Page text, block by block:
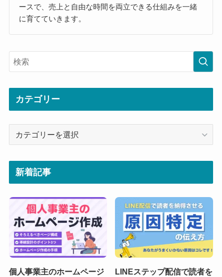
ースで、売上と自由な時間を両立できる仕組みを一緒
に育てていきます。
カテゴリー
リ
ー
新着記事
個人事業主のホームページ
LINEステップ配信で読者を